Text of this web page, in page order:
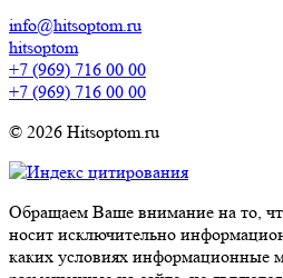
info@hitsoptom.ru
hitsoptom
+7 (969) 716 00 00
+7 (969) 716 00 00
© 2026 Hitsoptom.ru
Обращаем Ваше внимание на то,
носит исключительно
каких условиях информационные